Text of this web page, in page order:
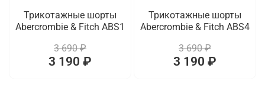
Трикотажные шорты
Abercrombie & Fitch ABS1
3 690 ₽
3 190 ₽
Трикотажные шорты
Abercrombie & Fitch ABS4
3 690 ₽
3 190 ₽